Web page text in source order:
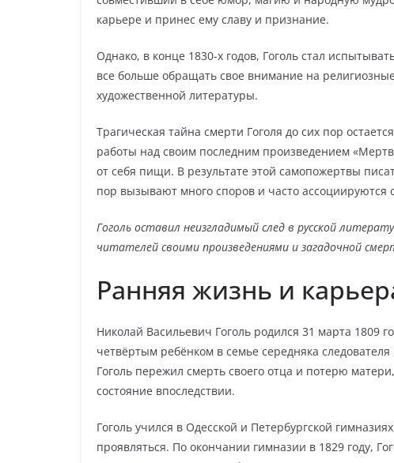
карьере и принес ему славу и признание.
Однако, в конце 1830-х годов, Гоголь стал
все больше обращать свое внимание на
художественной литературы.
Трагическая тайна смерти Гоголя до сих пор
работы над своим последним произведением
от себя пищи. В результате этой самопожертвы
пор вызывают много споров и часто ассоциируются
Гоголь оставил неизгладимый след в русской
читателей своими произведениями и загадочной
Ранняя жизнь и
Николай Васильевич Гоголь родился 31 марта
четвёртым ребёнком в семье середняка
Гоголь пережил смерть своего отца и потерю
состояние впоследствии.
Гоголь учился в Одесской и Петербургской
проявляться. По окончании гимназии в 1829 году,